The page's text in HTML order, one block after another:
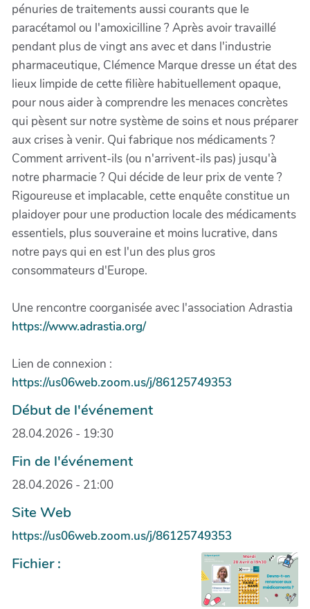
pénuries de traitements aussi courants que le
paracétamol ou l'amoxicilline ? Après avoir travaillé
pendant plus de vingt ans avec et dans l'industrie
pharmaceutique, Clémence Marque dresse un état des
lieux limpide de cette filière habituellement opaque,
pour nous aider à comprendre les menaces concrètes
qui pèsent sur notre système de soins et nous préparer
aux crises à venir. Qui fabrique nos médicaments ?
Comment arrivent-ils (ou n'arrivent-ils pas) jusqu'à
notre pharmacie ? Qui décide de leur prix de vente ?
Rigoureuse et implacable, cette enquête constitue un
plaidoyer pour une production locale des médicaments
essentiels, plus souveraine et moins lucrative, dans
notre pays qui en est l'un des plus gros
consommateurs d'Europe.
Une rencontre coorganisée avec l'association Adrastia
https://www.adrastia.org/
Lien de connexion :
https://us06web.zoom.us/j/86125749353
Début de l'événement
28.04.2026 - 19:30
Fin de l'événement
28.04.2026 - 21:00
Site Web
https://us06web.zoom.us/j/86125749353
Fichier :